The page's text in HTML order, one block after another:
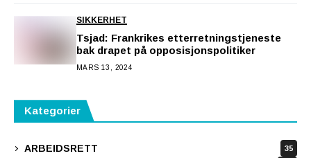
SIKKERHET
Tsjad: Frankrikes etterretningstjeneste
bak drapet på opposisjonspolitiker
MARS 13, 2024
Kategorier
ARBEIDSRETT 35